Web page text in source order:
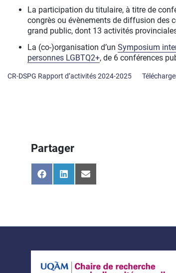
La participation du titulaire, à titre de
congrès ou évènements de diffusion des
grand public, dont 13 activités
La (co-)organisation d’un Symposium
personnes LGBTQ2+, de 6 conférences
CR-DSPG Rapport d’activités 2024-2025
Partager
Share
on
Share
on
Share
on